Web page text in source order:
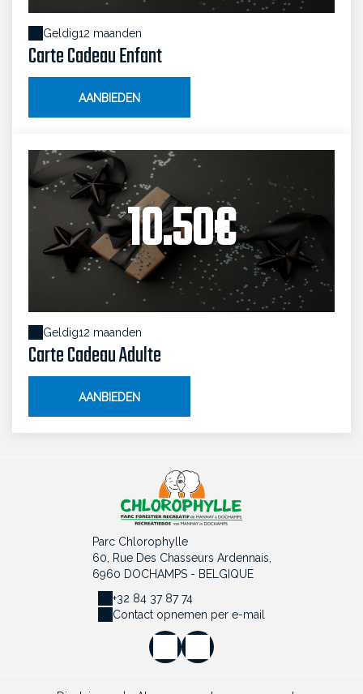
Geldig12 maanden
Carte Cadeau Enfant
AANBIEDEN
10.50€
Geldig12 maanden
Carte Cadeau Adulte
AANBIEDEN
Parc Chlorophylle
60, Rue Des Chasseurs Ardennais,
6960 DOCHAMPS - BELGIQUE
+32 84 37 87 74
Contact opnemen per e-mail